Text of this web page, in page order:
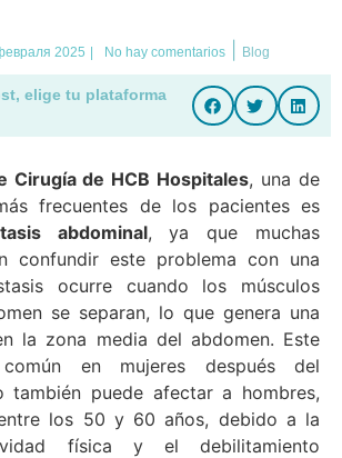
2025 No hay comentarios Blog
elige tu plataforma
Cirugía de HCB Hospitales, una de
frecuentes de los pacientes es
abdominal, ya que muchas
confundir este problema con una
ocurre cuando los músculos
se separan, lo que genera una
la zona media del abdomen. Este
en mujeres después del
también puede afectar a hombres,
los 50 y 60 años, debido a la
física y el debilitamiento